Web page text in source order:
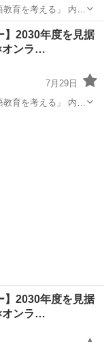
教育を考える」 内
】2030年度を見据
オンラ…
7月29日
教育を考える」 内
】2030年度を見据
オンラ…